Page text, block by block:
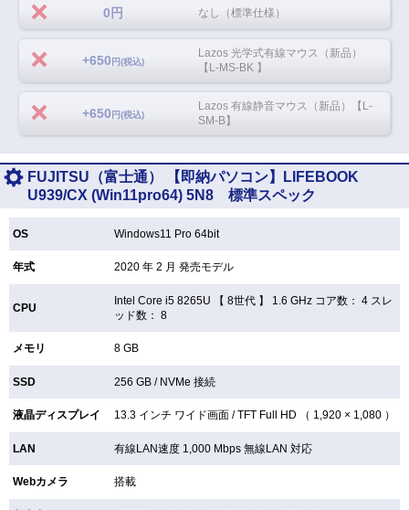
0円 なし（標準仕様）
+650 円(税込)
Lazos 光学式有線マウス（新品）
【L-MS-BK 】
+650 円(税込)
Lazos 有線静音マウス（新品）【L-
SM-B】
FUJITSU（富士通） 【即納パソコン】LIFEBOOK
U939/CX (Win11pro64) 5N8 標準スペック
OS Windows11 Pro 64bit
年式 2020 年 2 月 発売モデル
CPU
Intel Core i5 8265U 【8世代 】 1.6 GHz コア数： 4 スレ
ッド数： 8
メモリ 8 GB
SSD 256 GB / NVMe 接続
液晶ディスプレイ 13.3 インチ ワイド画面 /TFT Full HD （ 1,920 × 1,080 ）
LAN 有線LAN速度 1,000 Mbps 無線LAN対応
Webカメラ 搭載